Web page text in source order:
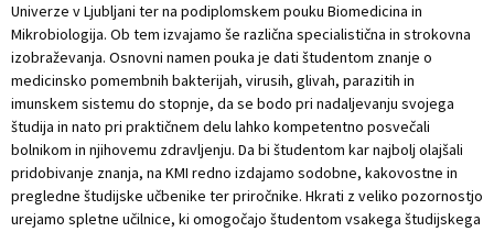
Univerze v Ljubljani ter na podiplomskem pouku Biomedicina in
Mikrobiologija. Ob tem izvajamo še različna specialistična in strokovna
izobraževanja. Osnovni namen pouka je dati študentom znanje o
medicinsko pomembnih bakterijah, virusih, glivah, parazitih in
imunskem sistemu do stopnje, da se bodo pri nadaljevanju svojega
študija in nato pri praktičnem delu lahko kompetentno posvečali
bolnikom in njihovemu zdravljenju. Da bi študentom kar najbolj olajšali
pridobivanje znanja, na KMI redno izdajamo sodobne, kakovostne in
pregledne študijske učbenike ter priročnike. Hkrati z veliko pozornostjo
urejamo spletne učilnice, ki omogočajo študentom vsakega študijskega